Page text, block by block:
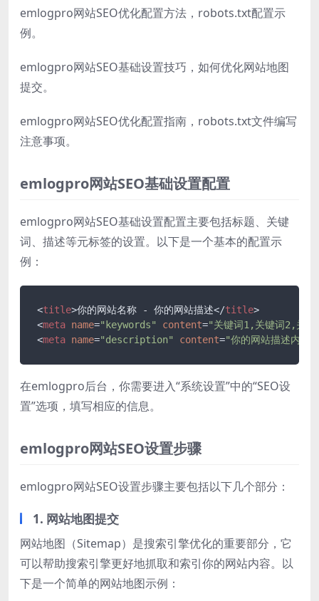
emlogpro网站SEO优化配置方法，robots.txt配置示
例。
emlogpro网站SEO基础设置技巧，如何优化网站地图
提交。
emlogpro网站SEO优化配置指南，robots.txt文件编写
注意事项。
emlogpro网站SEO基础设置配置
emlogpro网站SEO基础设置配置主要包括标题、关键
词、描述等元标签的设置。以下是一个基本的配置示
例：
<title>你的网站名称 - 你的网站描述</title>
<meta name="keywords" content="关键词1,关键词2,关
<meta name="description" content="你的网站描述内容"
在emlogpro后台，你需要进入“系统设置”中的“SEO设
置”选项，填写相应的信息。
emlogpro网站SEO设置步骤
emlogpro网站SEO设置步骤主要包括以下几个部分：
1. 网站地图提交
网站地图（Sitemap）是搜索引擎优化的重要部分，它
可以帮助搜索引擎更好地抓取和索引你的网站内容。以
下是一个简单的网站地图示例：